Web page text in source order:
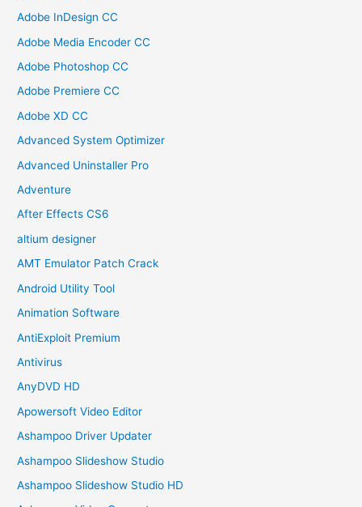
Adobe InDesign CC
Adobe Media Encoder CC
Adobe Photoshop CC
Adobe Premiere CC
Adobe XD CC
Advanced System Optimizer
Advanced Uninstaller Pro
Adventure
After Effects CS6
altium designer
AMT Emulator Patch Crack
Android Utility Tool
Animation Software
AntiExploit Premium
Antivirus
AnyDVD HD
Apowersoft Video Editor
Ashampoo Driver Updater
Ashampoo Slideshow Studio
Ashampoo Slideshow Studio HD